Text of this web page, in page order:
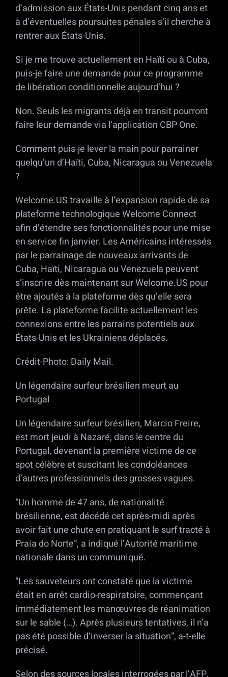
d’admission aux États-Unis pendant cinq ans et
à d’éventuelles poursuites pénales s’il cherche à
rentrer aux États-Unis.
Si je me trouve actuellement en Haïti ou à Cuba,
puis-je faire une demande pour ce programme
de libération conditionnelle aujourd’hui ?
Non. Seuls les migrants déjà en transit pourront
faire leur demande via l’application CBP One.
Comment puis-je lever la main pour parrainer
quelqu’un d’Haïti, Cuba, Nicaragua ou Venezuela
?
Welcome.US travaille à l’expansion rapide de sa
plateforme technologique Welcome Connect
afin d’étendre ses fonctionnalités pour une mise
en service fin janvier. Les Américains intéressés
par le parrainage de nouveaux arrivants de
Cuba, Haïti, Nicaragua ou Venezuela peuvent
s’inscrire dès maintenant sur Welcome.US pour
être ajoutés à la plateforme dès qu’elle sera
prête. La plateforme facilite actuellement les
connexions entre les parrains potentiels aux
États-Unis et les Ukrainiens déplacés.
Crédit-Photo: Daily Mail.
Un légendaire surfeur brésilien meurt au
Portugal
Un légendaire surfeur brésilien, Marcio Freire,
est mort jeudi à Nazaré, dans le centre du
Portugal, devenant la première victime de ce
spot célèbre et suscitant les condoléances
d’autres professionnels des grosses vagues.
“Un homme de 47 ans, de nationalité
brésilienne, est décédé cet après-midi après
avoir fait une chute en pratiquant le surf tracté à
Praia do Norte”, a indiqué l’Autorité maritime
nationale dans un communiqué.
“Les sauveteurs ont constaté que la victime
était en arrêt cardio-respiratoire, commençant
immédiatement les manœuvres de réanimation
sur le sable (…). Après plusieurs tentatives, il n’a
pas été possible d’inverser la situation”, a-t-elle
précisé.
Selon des sources locales interrogées par l’AFP,